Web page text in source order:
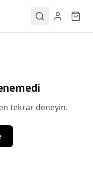
tekrar deneyin.